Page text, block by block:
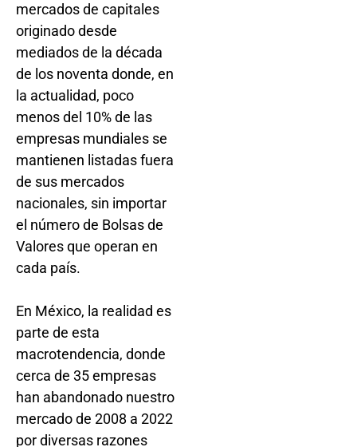
mercados de capitales
originado desde
mediados de la década
de los noventa donde, en
la actualidad, poco
menos del 10% de las
empresas mundiales se
mantienen listadas fuera
de sus mercados
nacionales, sin importar
el número de Bolsas de
Valores que operan en
cada país.
En México, la realidad es
parte de esta
macrotendencia, donde
cerca de 35 empresas
han abandonado nuestro
mercado de 2008 a 2022
por diversas razones